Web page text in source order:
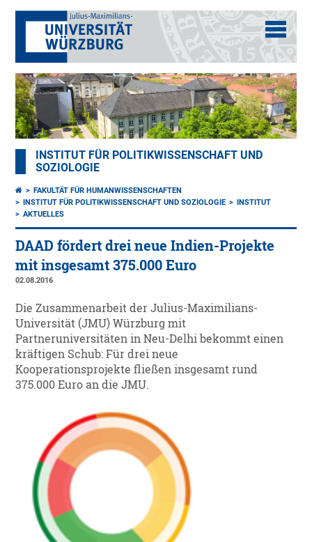
INSTITUT FÜR POLITIKWISSENSCHAFT UND
SOZIOLOGIE
FAKULTÄT FÜR HUMANWISSENSCHAFTEN
INSTITUT FÜR POLITIKWISSENSCHAFT UND SOZIOLOGIE
INSTITUT
AKTUELLES
DAAD fördert drei neue Indien-Projekte
mit insgesamt 375.000 Euro
02.08.2016
Die Zusammenarbeit der Julius-Maximilians-
Universität (JMU) Würzburg mit
Partneruniversitäten in Neu-Delhi bekommt einen
kräftigen Schub: Für drei neue
Kooperationsprojekte fließen insgesamt rund
375.000 Euro an die JMU.